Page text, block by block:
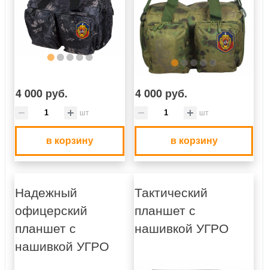
4 000 руб.
шт
в корзину
4 000 руб.
шт
в корзину
Надежный
офицерский
планшет с
нашивкой УГРО
Тактический
планшет с
нашивкой УГРО